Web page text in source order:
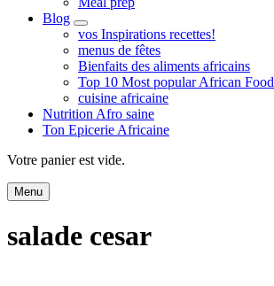
Blog
expand
child
menu
vos Inspirations recettes!
menus de fêtes
Bienfaits des aliments africains
Top 10 Most popular African Food
cuisine africaine
Nutrition Afro saine
Ton Epicerie Africaine
Search
Votre panier est vide.
Menu
salade cesar